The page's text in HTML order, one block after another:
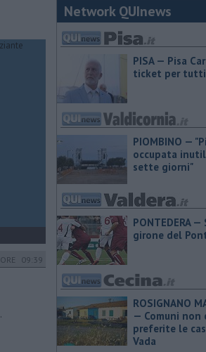
ORE 09:39
Network QUInews
PISA — Pisa
ticket per tutti
PIOMBINO —
occupata
sette giorni"
PONTEDERA
girone del
ROSIGNANO
— Comuni non
preferite le
Vada